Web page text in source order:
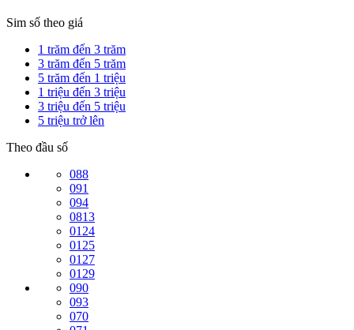
Sim số theo giá
1 trăm đến 3 trăm
3 trăm đến 5 trăm
5 trăm đến 1 triệu
1 triệu đến 3 triệu
3 triệu đến 5 triệu
5 triệu trở lên
Theo đầu số
088
091
094
0813
0124
0125
0127
0129
090
093
070